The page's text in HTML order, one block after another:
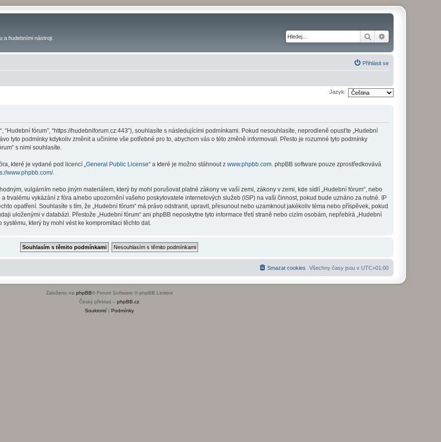
a hudebními nástroji. Hledat
Přihlásit se
Jazyk:
“Hudební fórum”, “https://hudebniforum.cz:443”), souhlasíte s následujícími podmínkami. Pokud nesouhlasíte, neprodleně opusťte „Hudební
tyto podmínky kdykoliv změnit a učiníme vše potřebné pro to, abychom vás o této změně informovali. Přesto je rozumné tyto podmínky
s nimi souhlasíte.
které je vydané pod licencí „General Public License“ a které je možno stáhnout z www.phpbb.com. phpBB software pouze zprostředkovává
www.phpbb.com/.
vulgárním nebo jiným materiálem, který by mohl porušovat platné zákony ve vaší zemi, zákony v zemi, kde sídlí „Hudební fórum“, nebo
trvalému vykázání z fóra a/nebo upozornění vašeho poskytovatele internetových služeb (ISP) na vaši činnost, pokud bude uznáno za nutné. IP
opatření. Souhlasíte s tím, že „Hudební fórum“ má právo odstranit, upravit, přesunout nebo uzamknout jakékoliv téma nebo příspěvek, pokud
uloženými v databázi. Přestože „Hudební fórum“ ani phpBB neposkytne tyto informace třetí straně nebo cizím osobám, nepřebírá „Hudební
který by mohl vést ke kompromitaci těchto dat.
Všechny časy jsou v UTC+01:00
Smazat cookies
Založeno na phpBB® Forum Software © phpBB Limited
Český překlad – phpBB.cz
Soukromí| Podmínky